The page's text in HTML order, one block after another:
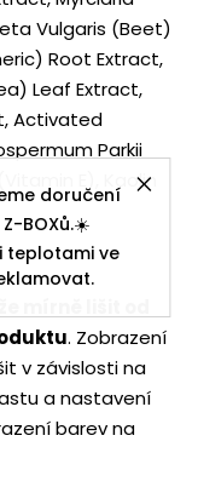
doručení
BOXů.☀️
teplotami ve
Vulgaris (Beet)
Root Extract,
Leaf Extract,
Activated
Parkii
E), Kaolin
mírně lišit od
. Zobrazení
v závislosti na
a nastavení
barev na